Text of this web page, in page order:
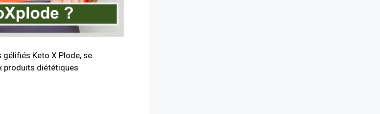
gélifiés Keto X Plode, se
produits diététiques